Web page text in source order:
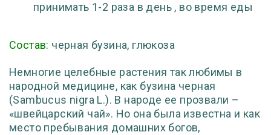
принимать 1-2 раза в день , во время еды
Состав: черная бузина, глюкоза
Немногие целебные растения так любимы в
народной медицине, как бузина черная
(Sambucus nigra L.). В народе ее прозвали –
«швейцарский чай». Но она была известна и как
место пребывания домашних богов,